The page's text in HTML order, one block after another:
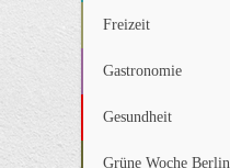
Freizeit
Gastronomie
Gesundheit
Grüne Woche Berlin